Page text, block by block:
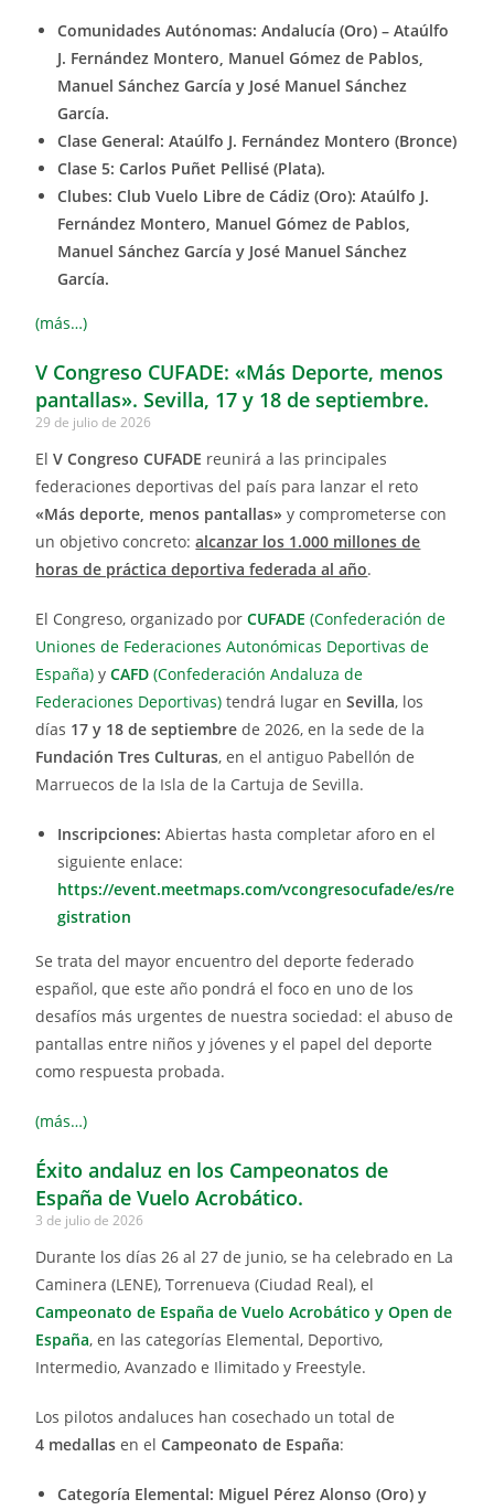
Comunidades Autónomas: Andalucía (Oro) –Ataúlfo
J. Fernández Montero, Manuel Gómez de Pablos,
Manuel Sánchez García y José Manuel Sánchez
García.
Clase General: Ataúlfo J. Fernández Montero (Bronce)
Clase 5: Carlos Puñet Pellisé (Plata).
Clubes: Club Vuelo Libre de Cádiz (Oro): Ataúlfo J.
Fernández Montero, Manuel Gómez de Pablos,
Manuel Sánchez García y José Manuel Sánchez
García.
(más…)
V Congreso CUFADE: «Más Deporte, menos
pantallas». Sevilla, 17 y 18 de septiembre.
29 de julio de 2026
ElV Congreso CUFADE reunirá a las principales
federaciones deportivas del país para lanzar el reto
«Más deporte, menos pantallas» y comprometerse con
un objetivo concreto:alcanzar los 1.000 millones de
horas de práctica deportiva federada al año.
El Congreso, organizado porCUFADE (Confederación de
Uniones de Federaciones Autonómicas Deportivas de
España) yCAFD (Confederación Andaluza de
Federaciones Deportivas) tendrá lugar enSevilla, los
días 17 y 18 de septiembre de 2026, en la sede de la
Fundación Tres Culturas, en el antiguo Pabellón de
Marruecos de la Isla de la Cartuja de Sevilla.
Inscripciones: Abiertas hasta completar aforo en el
siguiente enlace:
https://event.meetmaps.com/vcongresocufade/es/re
gistration
Se trata del mayor encuentro del deporte federado
español, que este año pondrá el foco en uno de los
desafíos más urgentes de nuestra sociedad: el abuso de
pantallas entre niños y jóvenes y el papel del deporte
como respuesta probada.
(más…)
Éxito andaluz en los Campeonatos de
España de Vuelo Acrobático.
3 de julio de 2026
Durante los días 26 al 27 de junio, se ha celebrado en La
Caminera (LENE), Torrenueva (Ciudad Real), el
Campeonato de España de Vuelo Acrobático y Open de
España, en las categorías Elemental, Deportivo,
Intermedio, Avanzado e Ilimitado y Freestyle.
Los pilotos andaluces han cosechado un total de
4 medallas en elCampeonato de España:
Categoría Elemental: Miguel Pérez Alonso (Oro) y